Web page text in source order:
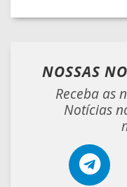
NOSSAS
Receba as
Notícias